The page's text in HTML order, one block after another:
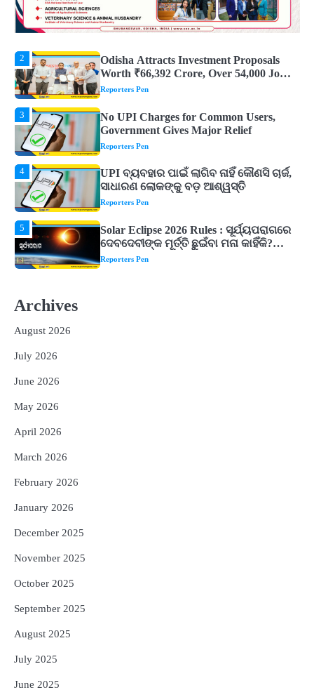
Odisha Attracts Investment Proposals
Worth ₹66,392 Crore, Over 54,000 Jobs
Expected
Reporters Pen
3
No UPI Charges for Common Users,
Government Gives Major Relief
Reporters Pen
4
UPI ବ୍ୟବହାର ପାଇଁ ଲାଗିବ ନାହିଁ କୌଣସି ଚାର୍ଜ,
ସାଧାରଣ ଲୋକଙ୍କୁ ବଡ଼ ଆଶ୍ୱସ୍ତି
Reporters Pen
5
Solar Eclipse 2026 Rules : ସୂର୍ଯ୍ୟପରାଗରେ
ଦେବଦେବୀଙ୍କ ମୂର୍ତ୍ତି ଛୁଇଁବା ମନା କାହିଁକି?
ଜାଣନ୍ତୁ ଏହା ପଛରେ ଥିବା ଧାର୍ମିକ ମାନ୍ୟତା
Reporters Pen
1
Dreaming of Gold, Peacock or Temple?
Know What These 5 Auspicious Dreams
Are Believed to Mean
Reporters Pen
5
Archives
August 2026
July 2026
June 2026
May 2026
April 2026
March 2026
February 2026
January 2026
December 2025
November 2025
October 2025
September 2025
August 2025
July 2025
June 2025